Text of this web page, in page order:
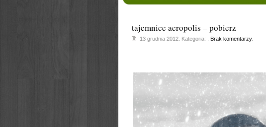
tajemnice aeropolis – pobierz
13 grudnia 2012. Kategoria: . Brak komentarzy.